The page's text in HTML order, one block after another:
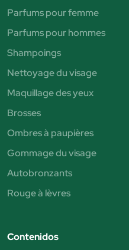
Parfums pour femme
Parfums pour hommes
Shampoings
Nettoyage du visage
Maquillage des yeux
Brosses
Ombres à paupières
Gommage du visage
Autobronzants
Rouge à lèvres
Contenidos